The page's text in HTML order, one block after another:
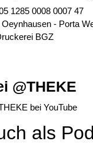
1285 0008 0007 47
- Porta
BGZ
@THEKE
als